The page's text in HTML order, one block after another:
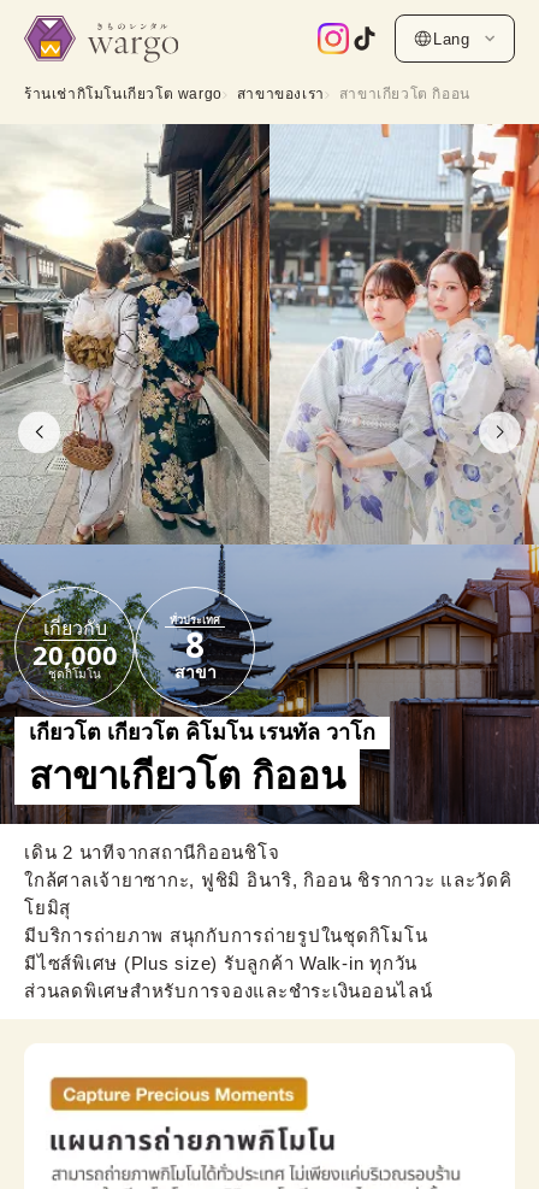
Lang
ร้านเช่ากิโมโนเกียวโต wargo สาขาของเรา สาขาเกียวโต กิออน
เกี่ยวกับ
20,000
ชุดกิโมโน
ทั่วประเทศ
8
สาขา
เกียวโต เกียวโต คิโมโน เรนทัล วาโก
สาขาเกียวโต กิออน
เดิน 2 นาทีจากสถานีกิออนชิโจ
ใกล้ศาลเจ้ายาซากะ, ฟูชิมิ อินาริ, กิออน ชิรากาวะ และวัดคิ
โยมิสุ
มีบริการถ่ายภาพ สนุกกับการถ่ายรูปในชุดกิโมโน
มีไซส์พิเศษ (Plus size) รับลูกค้า Walk-in ทุกวัน
ส่วนลดพิเศษสำหรับการจองและชำระเงินออนไลน์